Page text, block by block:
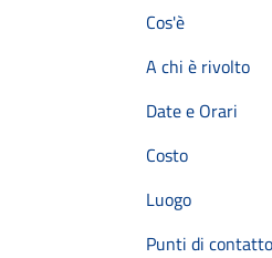
Cos'è
A chi è rivolto
Date e Orari
Costo
Luogo
Punti di contatto